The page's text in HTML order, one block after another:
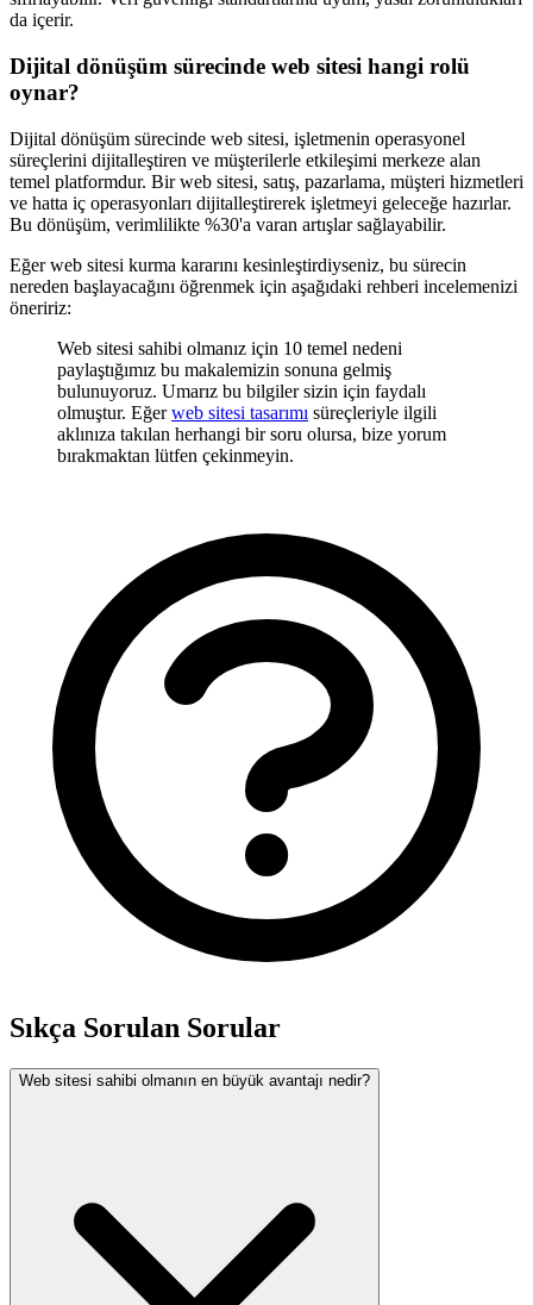
da içerir.
Dijital dönüşüm sürecinde web sitesi hangi rolü
oynar?
Dijital dönüşüm sürecinde web sitesi, işletmenin operasyonel
süreçlerini dijitalleştiren ve müşterilerle etkileşimi merkeze alan
temel platformdur. Bir web sitesi, satış, pazarlama, müşteri hizmetleri
ve hatta iç operasyonları dijitalleştirerek işletmeyi geleceğe hazırlar.
Bu dönüşüm, verimlilikte %30'a varan artışlar sağlayabilir.
Eğer web sitesi kurma kararını kesinleştirdiyseniz, bu sürecin
nereden başlayacağını öğrenmek için aşağıdaki rehberi incelemenizi
öneririz:
Web sitesi sahibi olmanız için 10 temel nedeni
paylaştığımız bu makalemizin sonuna gelmiş
bulunuyoruz. Umarız bu bilgiler sizin için faydalı
olmuştur. Eğerweb sitesi tasarımı süreçleriyle ilgili
aklınıza takılan herhangi bir soru olursa, bize yorum
bırakmaktan lütfen çekinmeyin.
Sıkça Sorulan Sorular
Web sitesi sahibi olmanın en büyük avantajı nedir?